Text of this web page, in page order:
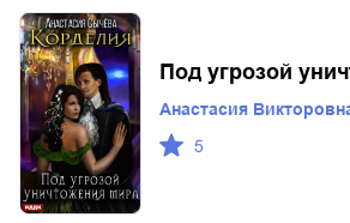
Под угрозой
Анастасия
5